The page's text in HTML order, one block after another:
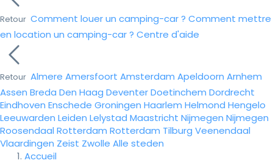
Retour Comment louer un camping-car ? Comment mettre
en location un camping-car ? Centre d'aide
Retour Almere Amersfoort Amsterdam Apeldoorn Arnhem
Assen Breda Den Haag DeventerDoetinchem Dordrecht
Eindhoven Enschede Groningen Haarlem Helmond Hengelo
Leeuwarden Leiden Lelystad Maastricht Nijmegen Nijmegen
Roosendaal Rotterdam Rotterdam Tilburg Veenendaal
Vlaardingen Zeist Zwolle Alle steden
Accueil